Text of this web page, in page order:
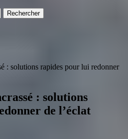
: solutions rapides pour lui redonner
: solutions
de l’éclat